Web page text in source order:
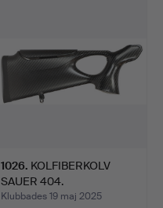
1026. KOLFIBERKOLV
SAUER 404.
Klubbades 19 maj 2025